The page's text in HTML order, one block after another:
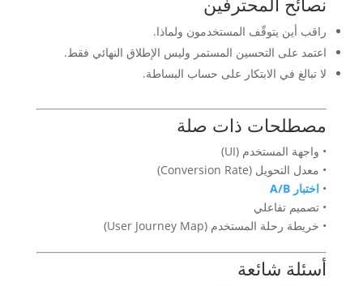
راقب أين يتوقّف المستخدمون ولماذا.
اعتمد على التحسين المستمر وليس الإطلاق النهائي فقط.
لا تبالغ في الابتكار على حساب البساطة.
مصطلحات ذات صلة
• واجهة المستخدم (UI)
• معدل التحويل (Conversion Rate)
• اختبار A/B
• تصميم تفاعلي
• خريطة رحلة المستخدم (User Journey Map)
أسئلة شائعة